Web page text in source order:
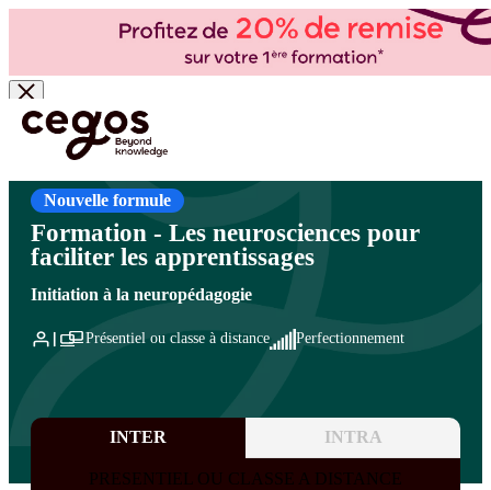
Skip to main content
Vous êtes ici : Accueil >Cegos, organisme de formation à Paris et en régions
de formateurs >Formation des formateurs
Nouvelle formule
Formation - Les neurosciences pour
faciliter les apprentissages
Initiation à la neuropédagogie
Présentiel ou classe à distance Perfectionnement
INTER INTRA
PRESENTIEL OU CLASSE A DISTANCE